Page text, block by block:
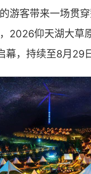
游客带来一场贯
2026仰天湖大草
幕，持续至8月29日